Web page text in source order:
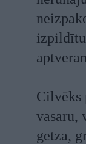
izpildītu
Cilvēks
vasaru,
getza,